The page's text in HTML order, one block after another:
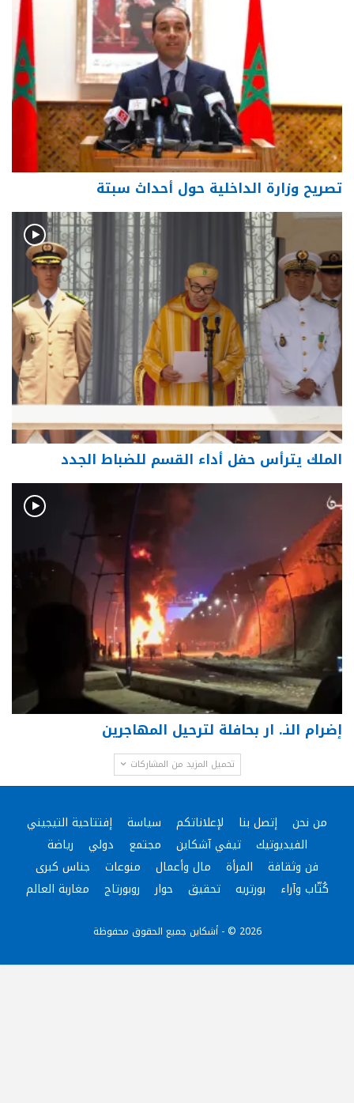
تصريح وزارة الداخلية حول أحداث سبتة
الملك يترأس حفل أداء القسم للضباط الجدد
إضرام النـ. ار بحافلة لترحيل المهاجرين
تحميل المزيد من المشاركات
من نحن إتصل بنا لإعلاناتكم سياسة
إفتتاحية التيجيني
الفيديوتيك
تيفي آشكاين مجتمع دولي
رياضة
فن وثقافة
المرأة مال وأعمال منوعات
جناس كبرى
كُتّاب وآراء
بورتريه تحقيق حوار روبورتاج مغاربة العالم
2026 © - أشكاين جميع الحقوق محفوظة